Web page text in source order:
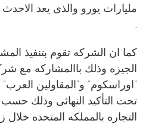
مليارات يورو والذى يعد الاحدث
.
كما ان الشركه تقوم بتنفيذ
الجيزه وذلك باالمشاركه مع
“اوراسكوم” و”المقاولين
تحت التأكيد النهائى وذلك
التجاره بالمملكه المتحده